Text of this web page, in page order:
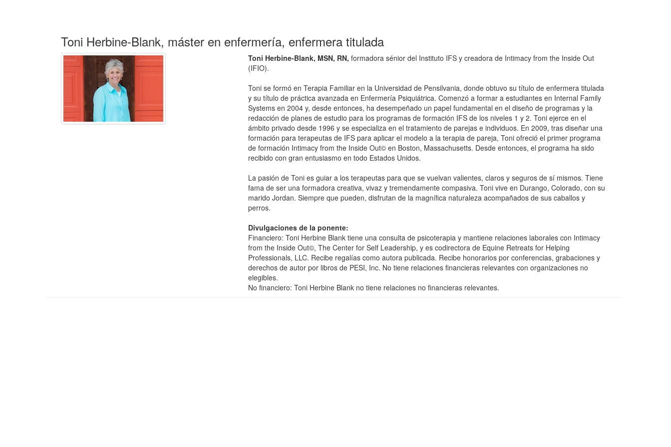
Toni Herbine-Blank, máster en enfermería, enfermera titulada
Toni Herbine-Blank, MSN, RN, formadora sénior del Instituto IFS y creadora de Intimacy from the Inside Out
(IFIO).
Toni se formó en Terapia Familiar en la Universidad de Pensilvania, donde obtuvo su título de enfermera titulada
y su título de práctica avanzada en Enfermería Psiquiátrica. Comenzó a formar a estudiantes en Internal Family
Systems en 2004 y, desde entonces, ha desempeñado un papel fundamental en el diseño de programas y la
redacción de planes de estudio para los programas de formación IFS de los niveles 1 y 2. Toni ejerce en el
ámbito privado desde 1996 y se especializa en el tratamiento de parejas e individuos. En 2009, tras diseñar una
formación para terapeutas de IFS para aplicar el modelo a la terapia de pareja, Toni ofreció el primer programa
de formación Intimacy from the Inside Out© en Boston, Massachusetts. Desde entonces, el programa ha sido
recibido con gran entusiasmo en todo Estados Unidos.
La pasión de Toni es guiar a los terapeutas para que se vuelvan valientes, claros y seguros de sí mismos. Tiene
fama de ser una formadora creativa, vivaz y tremendamente compasiva. Toni vive en Durango, Colorado, con su
marido Jordan. Siempre que pueden, disfrutan de la magnífica naturaleza acompañados de sus caballos y
perros.
Divulgaciones de la ponente:
Financiero: Toni Herbine Blank tiene una consulta de psicoterapia y mantiene relaciones laborales con Intimacy
from the Inside Out©, The Center for Self Leadership, y es codirectora de Equine Retreats for Helping
Professionals, LLC. Recibe regalías como autora publicada. Recibe honorarios por conferencias, grabaciones y
derechos de autor por libros de PESI, Inc. No tiene relaciones financieras relevantes con organizaciones no
elegibles.
No financiero: Toni Herbine Blank no tiene relaciones no financieras relevantes.